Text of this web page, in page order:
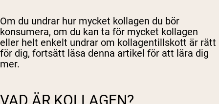
Om du undrar hur mycket kollagen du bör
konsumera, om du kan ta för mycket kollagen
eller helt enkelt undrar om kollagentillskott är rätt
för dig, fortsätt läsa denna artikel för att lära dig
mer.
VAD ÄR KOLLAGEN?